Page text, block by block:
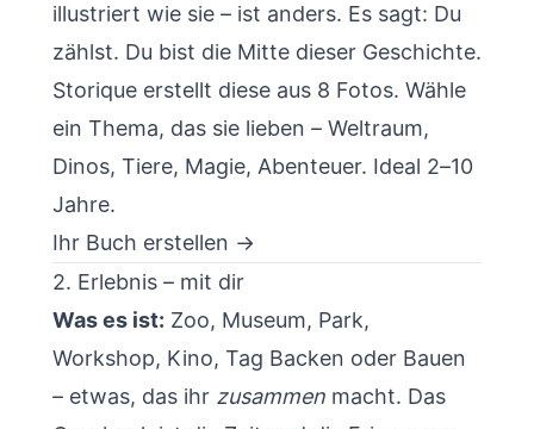
illustriert wie sie – ist anders. Es sagt: Du
zählst. Du bist die Mitte dieser Geschichte.
Storique erstellt diese aus 8 Fotos. Wähle
ein Thema, das sie lieben – Weltraum,
Dinos, Tiere, Magie, Abenteuer. Ideal 2–10
Jahre.
Ihr Buch erstellen →
2. Erlebnis – mit dir
Was es ist: Zoo, Museum, Park,
Workshop, Kino, Tag Backen oder Bauen
– etwas, das ihr zusammen macht. Das